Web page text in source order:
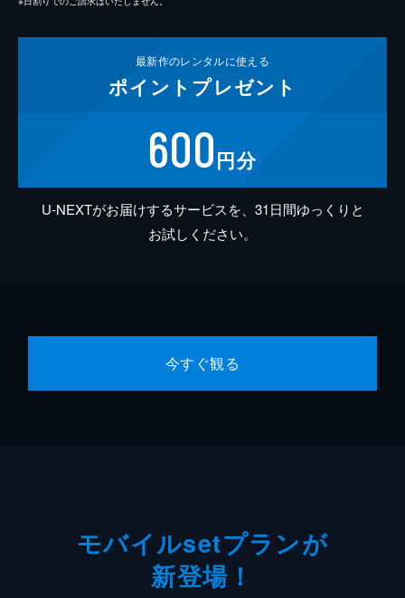
最新作のレンタルに使える
ポイント プレゼント
600円分
U-NEXTがお届けするサービスを、31日間ゆっくりと
お試しください。
今すぐ観る
モバイルsetプランが
新登場！